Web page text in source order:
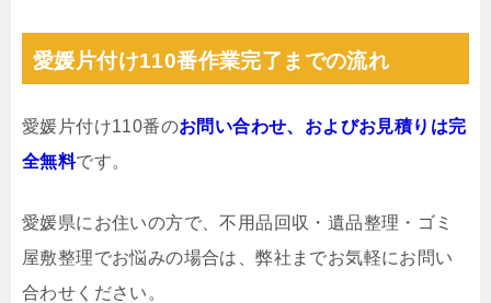
愛媛片付け110番作業完了までの流れ
愛媛片付け110番のお問い合わせ、およびお見積りは完
全無料です。
愛媛県にお住いの方で、不用品回収・遺品整理・ゴミ
屋敷整理でお悩みの場合は、弊社までお気軽にお問い
合わせください。